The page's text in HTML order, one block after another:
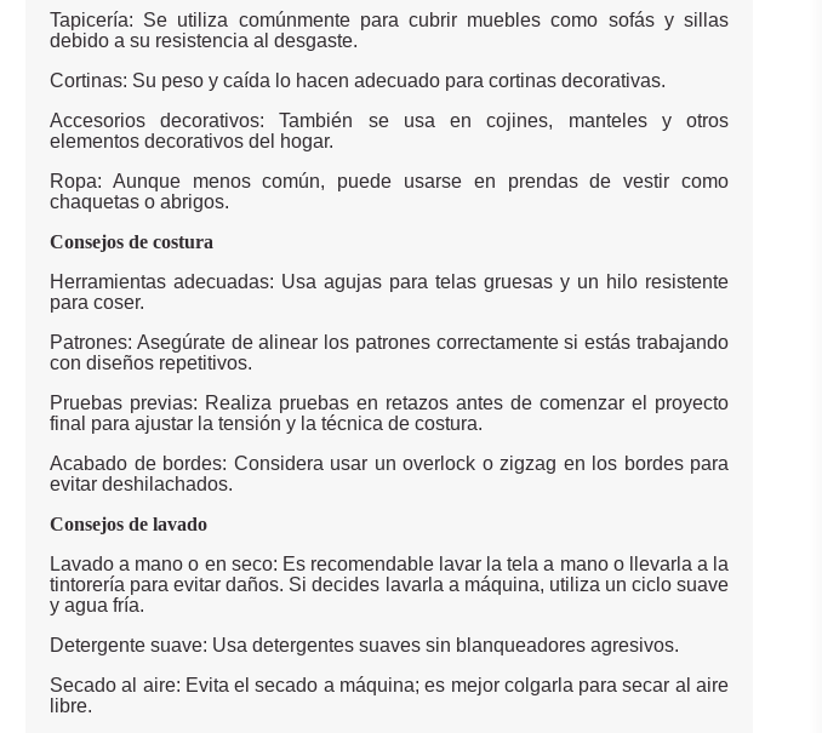
Tapicería: Se utiliza comúnmente para cubrir muebles como sofás y sillas
debido a su resistencia al desgaste.
Cortinas: Su peso y caída lo hacen adecuado para cortinas decorativas.
Accesorios decorativos: También se usa en cojines, manteles y otros
elementos decorativos del hogar.
Ropa: Aunque menos común, puede usarse en prendas de vestir como
chaquetas o abrigos.
Consejos de costura
Herramientas adecuadas: Usa agujas para telas gruesas y un hilo resistente
para coser.
Patrones: Asegúrate de alinear los patrones correctamente si estás trabajando
con diseños repetitivos.
Pruebas previas: Realiza pruebas en retazos antes de comenzar el proyecto
final para ajustar la tensión y la técnica de costura.
Acabado de bordes: Considera usar un overlock o zigzag en los bordes para
evitar deshilachados.
Consejos de lavado
Lavado a mano o en seco: Es recomendable lavar la tela a mano o llevarla a la
tintorería para evitar daños. Si decides lavarla a máquina, utiliza un ciclo suave
y agua fría.
Detergente suave: Usa detergentes suaves sin blanqueadores agresivos.
Secado al aire: Evita el secado a máquina; es mejor colgarla para secar al aire
libre.